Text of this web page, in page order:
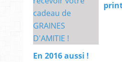
En 2016 aussi !